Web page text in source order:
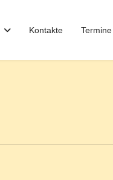
Kontakte Termine